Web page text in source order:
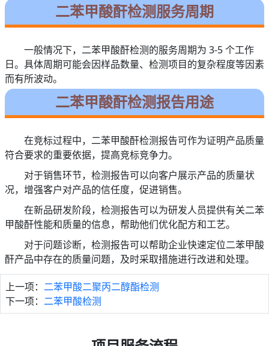
二苯甲酸酐检测服务周期
一般情况下，二苯甲酸酐检测的服务周期为 3-5 个工作
日。具体周期可能会因样品数量、检测项目的复杂程度等因素
而有所波动。
二苯甲酸酐检测报告用途
在竞标过程中，二苯甲酸酐检测报告可作为证明产品质量
符合要求的重要依据，提高竞标竞争力。
对于销售环节，检测报告可以向客户展示产品的质量状
况，增强客户对产品的信任度，促进销售。
在新品研发阶段，检测报告可以为研发人员提供有关二苯
甲酸酐性能和质量的信息，帮助他们优化配方和工艺。
对于问题诊断，检测报告可以帮助企业快速定位二苯甲酸
酐产品中存在的质量问题，及时采取措施进行改进和处理。
上一项： 二苯甲酸二聚丙二醇酯检测
下一项： 二苯甲酸检测